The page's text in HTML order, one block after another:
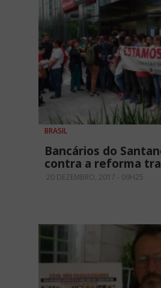
BRASIL
Bancários do
contra a reforma
20 DEZEMBRO, 2017 - 09H25